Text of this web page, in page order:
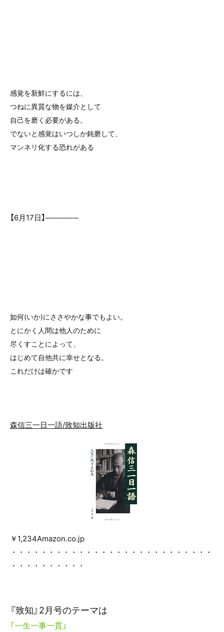
感覚を新鮮にするには、
つねに異質な物を媒介として
自己を磨く必要がある。
でないと感覚はいつしか鈍磨して、
マンネリ化する恐れがある
【6月17日】──────
如何(いか)にささやかな事でもよい。
とにかく人間は他人のために
尽くすことによって、
はじめて自他共に幸せとなる。
これだけは確かです
森信三一日一語/致知出版社
￥1,234Amazon.co.jp
・・・・・・・・・・・・・・・・・・・・・・・・・・・
・・・・・・・・・・
『致知』2月号のテーマは
「一生一事一貫」